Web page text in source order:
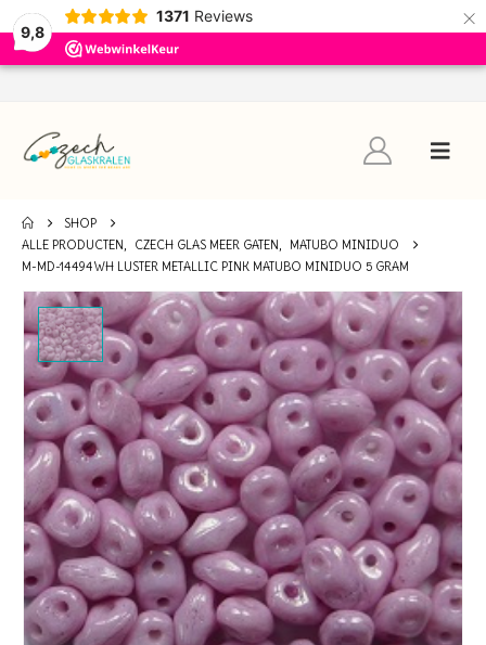
9,8
1371 Reviews ×
SHOP
ALLE PRODUCTEN, CZECH GLAS MEER GATEN,
MATUBO MINIDUO
M-MD-14494WH LUSTER METALLIC PINK MATUBO MINIDUO 5 GRAM